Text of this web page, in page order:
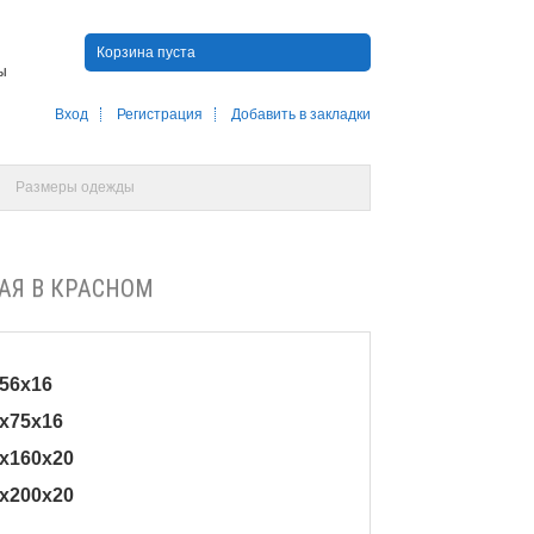
Корзина пуста
Вход Регистрация Добавить в закладки
Размеры одежды
В КРАСНОМ